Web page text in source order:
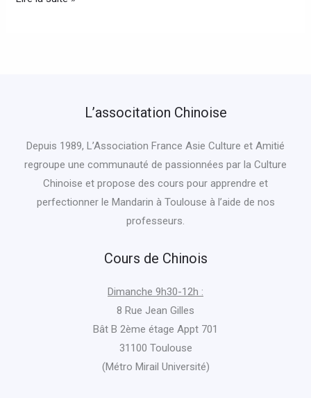
L’associtation Chinoise
Depuis 1989, L’Association France Asie Culture et Amitié
regroupe une communauté de passionnées par la Culture
Chinoise et propose des cours pour apprendre et
perfectionner le Mandarin à Toulouse à l’aide de nos
professeurs.
Cours de Chinois
Dimanche 9h30-12h :
8 Rue Jean Gilles
Bât B 2ème étage Appt 701
31100 Toulouse
(Métro Mirail Université)